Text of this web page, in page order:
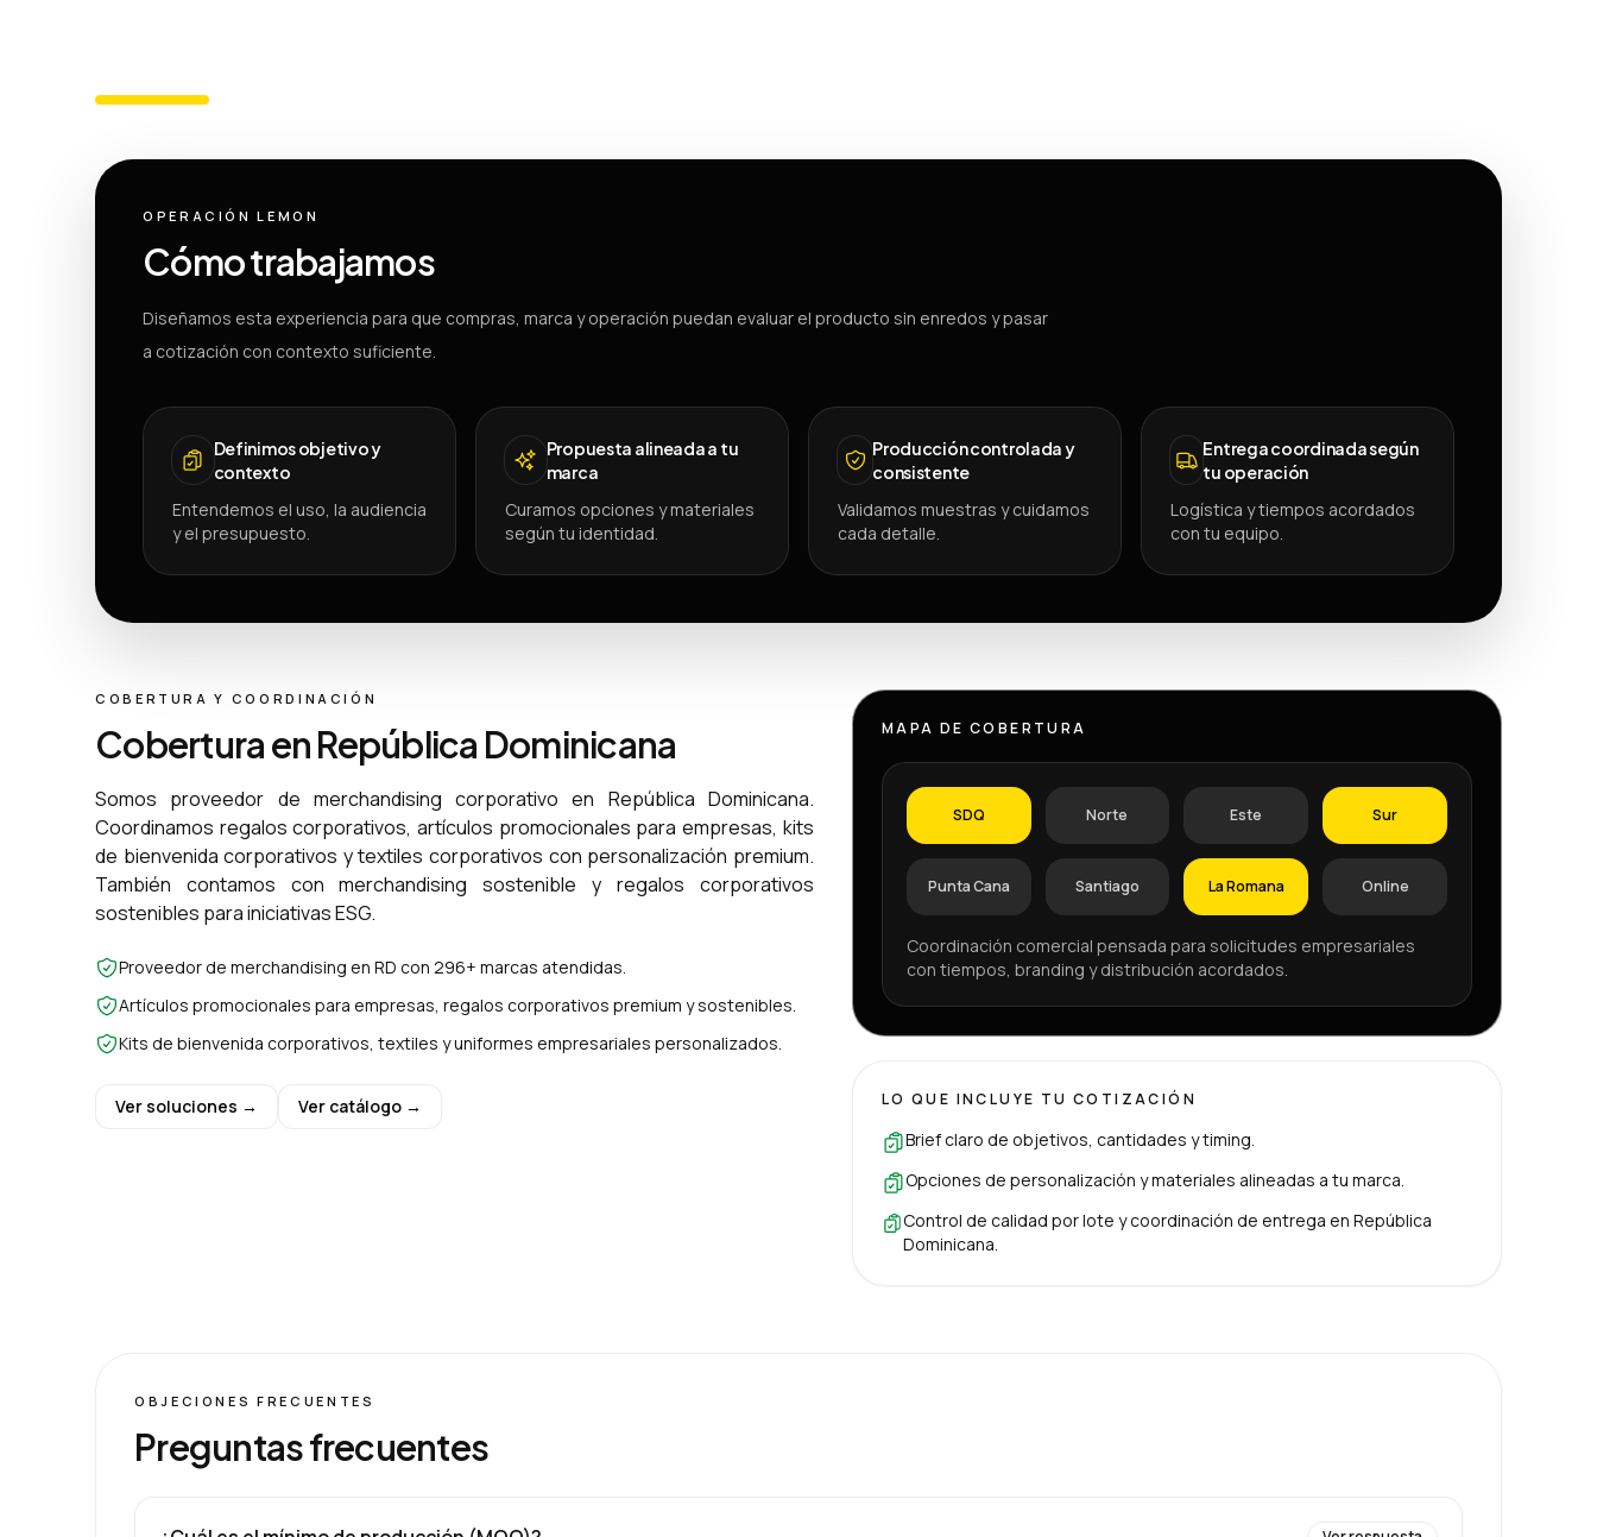
OPERACIÓN LEMON
Cómo trabajamos
Diseñamos esta experiencia para que compras, marca y operación puedan evaluar el producto sin enredos y pasar
a cotización con contexto suficiente.
Definimos objetivo y
contexto
Entendemos el uso, la audiencia
y el presupuesto.
Propuesta alineada a tu
marca
Curamos opciones y materiales
según tu identidad.
Producción controlada y
consistente
Validamos muestras y cuidamos
cada detalle.
Entrega coordinada según
tu operación
Logística y tiempos acordados
con tu equipo.
COBERTURA Y COORDINACIÓN
Cobertura en República Dominicana
Somos proveedor de merchandising corporativo en República Dominicana.
Coordinamos regalos corporativos, artículos promocionales para empresas, kits
de bienvenida corporativos y textiles corporativos con personalización premium.
También contamos con merchandising sostenible y regalos corporativos
sostenibles para iniciativas ESG.
Proveedor de merchandising en RD con 296+ marcas atendidas.
Artículos promocionales para empresas, regalos corporativos premium y sostenibles.
Kits de bienvenida corporativos, textiles y uniformes empresariales personalizados.
Ver soluciones → Ver catálogo →
MAPA DE COBERTURA
SDQ Norte Este Sur
Punta Cana Santiago La Romana Online
Coordinación comercial pensada para solicitudes empresariales
con tiempos, branding y distribución acordados.
LO QUE INCLUYE TU COTIZACIÓN
Brief claro de objetivos, cantidades y timing.
Opciones de personalización y materiales alineadas a tu marca.
Control de calidad por lote y coordinación de entrega en República
Dominicana.
OBJECIONES FRECUENTES
Preguntas frecuentes